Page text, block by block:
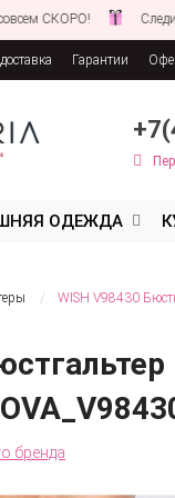
Следите за
Гарантии
ОДЕЖДА
WISH V98430
бренда